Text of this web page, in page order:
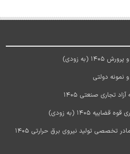
(به زودی)
نمونه دولتی
تجاری صنعتی 1405
1405 (به زودی)
آخرین اخبار استخدام شرکت مادر تخصصی تولید نیروی برق حرارتی 1405